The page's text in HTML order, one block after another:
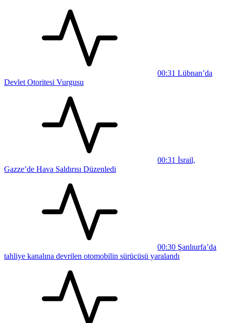
00:31 Lübnan’da
Devlet Otoritesi Vurgusu
00:31 İsrail,
Gazze’de Hava Saldırısı Düzenledi
00:30 Şanlıurfa’da
tahliye kanalına devrilen otomobilin sürücüsü yaralandı